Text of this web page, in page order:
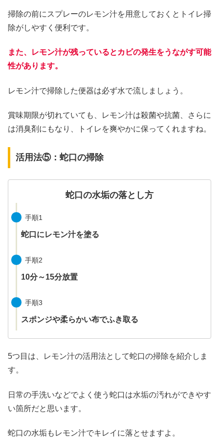
掃除の前にスプレーのレモン汁を用意しておくとトイレ掃
除がしやすく便利です。
また、レモン汁が残っているとカビの発生をうながす可能
性があります。
レモン汁で掃除した便器は必ず水で流しましょう。
賞味期限が切れていても、レモン汁は殺菌や抗菌、さらに
は消臭剤にもなり、トイレを爽やかに保ってくれますね。
活用法⑤：蛇口の掃除
蛇口の水垢の落とし方
手順1
蛇口にレモン汁を塗る
手順2
10分～15分放置
手順3
スポンジや柔らかい布でふき取る
5つ目は、レモン汁の活用法として蛇口の掃除を紹介しま
す。
日常の手洗いなどでよく使う蛇口は水垢の汚れができやす
い箇所だと思います。
蛇口の水垢もレモン汁でキレイに落とせますよ。